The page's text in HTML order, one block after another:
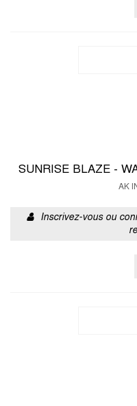
SUNRISE BLAZE -
AK
Inscrivez-vous ou